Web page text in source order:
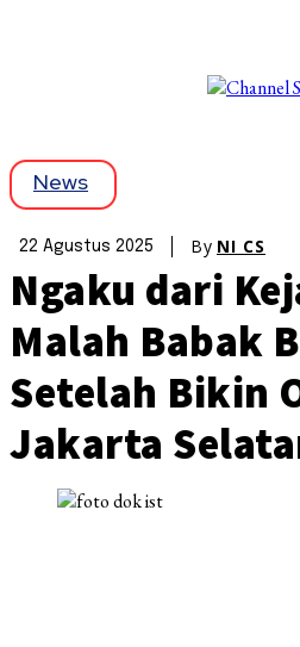
News
22 Agustus 2025 By NI CS
Ngaku dari
Malah Babak
Setelah Bikin
Jakarta